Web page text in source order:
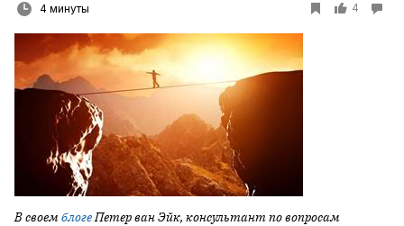
4 минуты 4
В своемблогеПетер ван Эйк, консультант по вопросам